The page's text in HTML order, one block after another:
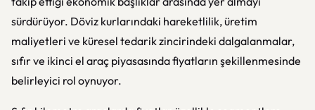
sürdürüyor. Döviz kurlarındaki hareketlilik, üretim
maliyetleri ve küresel tedarik zincirindeki dalgalanmalar,
sıfır ve ikinci el araç piyasasında fiyatların şekillenmesinde
belirleyici rol oynuyor.